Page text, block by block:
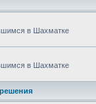
в Шахматке
в Шахматке